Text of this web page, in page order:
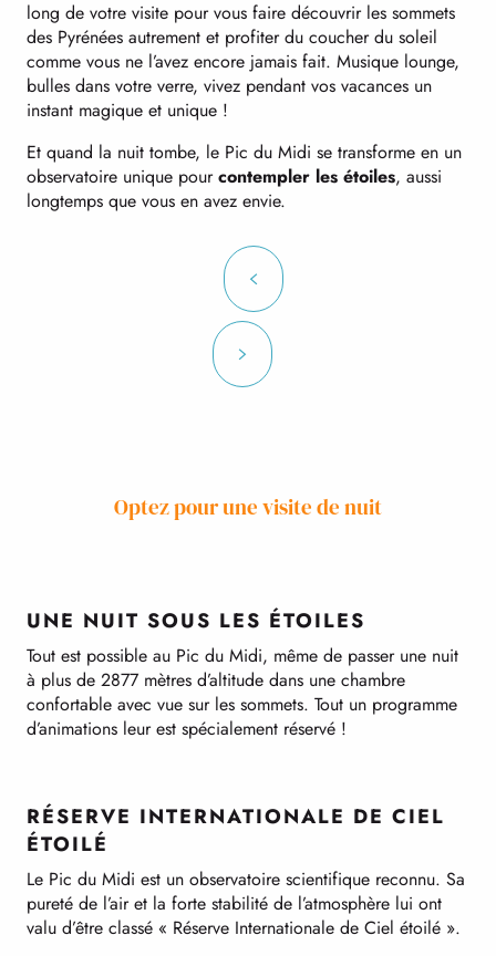
long de votre visite pour vous faire découvrir les sommets
des Pyrénées autrement et profiter du coucher du soleil
comme vous ne l’avez encore jamais fait. Musique lounge,
bulles dans votre verre, vivez pendant vos vacances un
instant magique et unique !
Et quand la nuit tombe, le Pic du Midi se transforme en un
observatoire unique pourcontempler les étoiles, aussi
longtemps que vous en avez envie.
Optez pour une visite de nuit
UNE NUIT SOUS LES ÉTOILES
Tout est possible au Pic du Midi, même de passer une nuit
à plus de 2877 mètres d’altitude dans une chambre
confortable avec vue sur les sommets. Tout un programme
d’animations leur est spécialement réservé !
RÉSERVE INTERNATIONALE DE CIEL
ÉTOILÉ
Le Pic du Midi est un observatoire scientifique reconnu. Sa
pureté de l’air et la forte stabilité de l’atmosphère lui ont
valu d’être classé « Réserve Internationale de Ciel étoilé ».